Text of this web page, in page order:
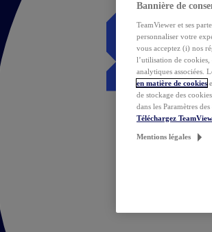
Bannière de
TeamViewer et ses
personnaliser votre
vous acceptez (i) nos
l’utilisation de cookies,
analytiques associées.
en matière de cookies
de stockage des
dans les Paramètres des
Téléchargez
Mentions légales